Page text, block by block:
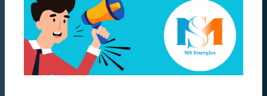
Téléphone
09 86 32 46 40